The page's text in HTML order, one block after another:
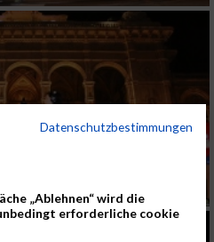
Datenschutzbestimmungen
„Ablehnen“ wird die
erforderliche cookie